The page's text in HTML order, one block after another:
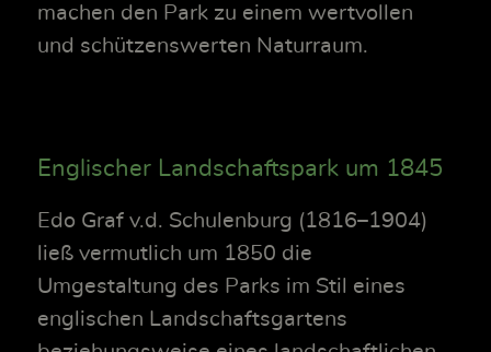
machen den Park zu einem wertvollen
und schützenswerten Naturraum.
Englischer Landschaftspark um 1845
Edo Graf v.d. Schulenburg (1816–1904)
ließ vermutlich um 1850 die
Umgestaltung des Parks im Stil eines
englischen Landschaftsgartens